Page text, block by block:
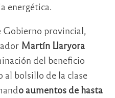
energética.
provincial,
Martín Llaryora
del beneficio
al bolsillo de la clase
o aumentos de hasta